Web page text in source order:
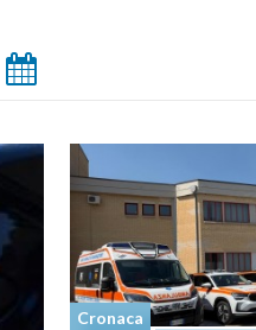
Cronaca